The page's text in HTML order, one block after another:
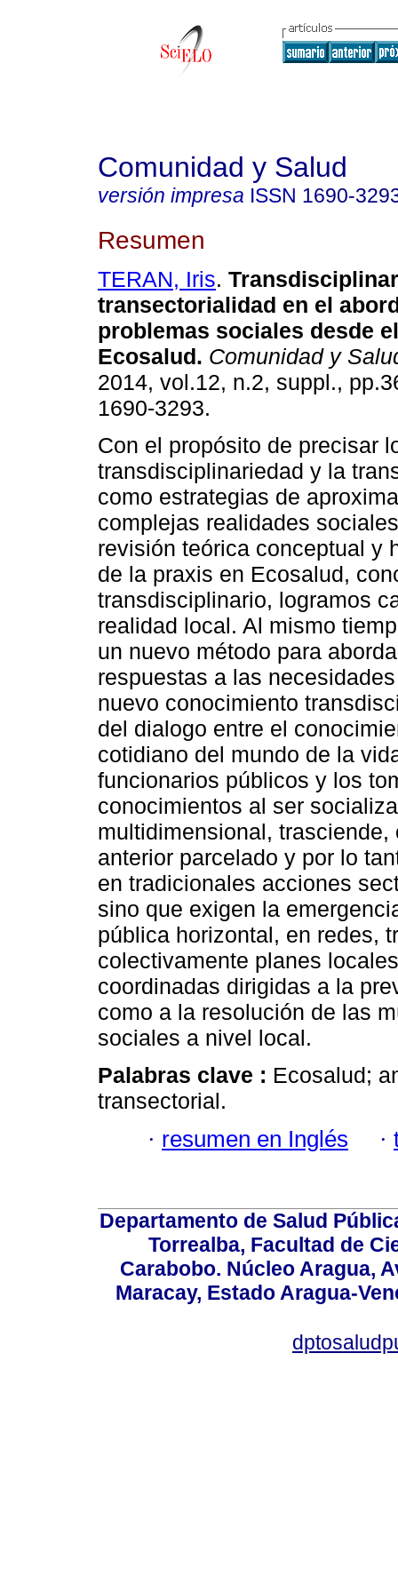
Comunidad y Salud
versión impresa ISSN 1690-
Resumen
TERAN, Iris.
transectorialidad en el
problemas sociales desde
Ecosalud. Comunidad y
2014, vol.12, n.2, suppl.,
1690-3293.
Con el propósito de precisar
transdisciplinariedad y la
como estrategias de
complejas realidades
revisión teórica conceptual y
de la praxis en Ecosalud,
transdisciplinario, logramos
realidad local. Al mismo
un nuevo método para
respuestas a las
nuevo conocimiento
del dialogo entre el
cotidiano del mundo de la
funcionarios públicos y los
conocimientos al ser
multidimensional,
anterior parcelado y por lo
en tradicionales acciones
sino que exigen la
pública horizontal, en redes,
colectivamente planes
coordinadas dirigidas a la
como a la resolución de las
sociales a nivel local.
Palabras clave : Ecosalud;
transectorial.
· resumen en Inglés ·
Departamento de Salud
Torrealba, Facultad de
Carabobo. Núcleo Aragua,
Maracay, Estado Aragua-